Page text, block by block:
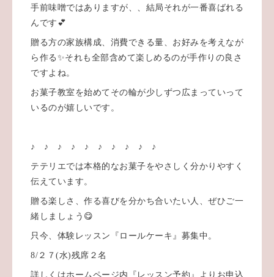
手前味噌ではありますが、、結局それが一番喜ばれる
んです💕
贈る方の家族構成、消費できる量、お好みを考えなが
ら作る✨それも全部含めて楽しめるのが手作りの良さ
ですよね。
お菓子教室を始めてその輪が少しずつ広まっていって
いるのが嬉しいです。
♪ ♪ ♪ ♪ ♪ ♪ ♪ ♪ ♪ ♪
テテリエでは本格的なお菓子をやさしく分かりやすく
伝えています。
贈る楽しさ、作る喜びを分かち合いたい人、ぜひご一
緒しましょう😋
只今、体験レッスン『ロールケーキ』募集中。
8/２７(水)残席２名
詳しくはホームページ内『レッスン予約』よりお申込